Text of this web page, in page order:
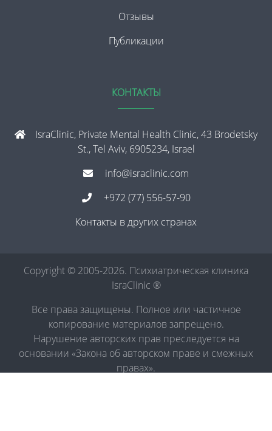
Отзывы
Публикации
КОНТАКТЫ
IsraClinic, Private Mental Health Clinic, 43 Brodetsky
St., Tel Aviv, 6905234, Israel
info@israclinic.com
+972 (77) 556-57-90
Контакты в других странах
Copyright © 2005-2026. Психиатрическая клиника
IsraClinic ®
Все права защищены. Полное или частичное
копирование материалов запрещено.
Нарушение авторских прав преследуется на
основании «Закона об авторском праве и смежных
правах».